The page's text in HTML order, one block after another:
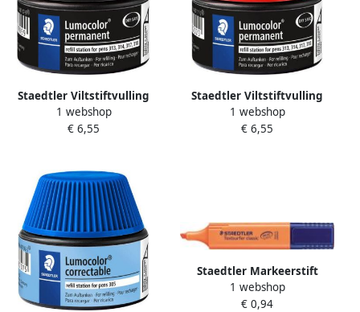
Staedtler Viltstiftvulling
Lumocolor permanent 15ml
zwart
1 webshop
€ 6,55
Staedtler Viltstiftvulling
Lumocolor permanent 15ml
rood
1 webshop
€ 6,55
Staedtler Markeerstift
Textsurfer Classic oranje
1 webshop
€ 0,94